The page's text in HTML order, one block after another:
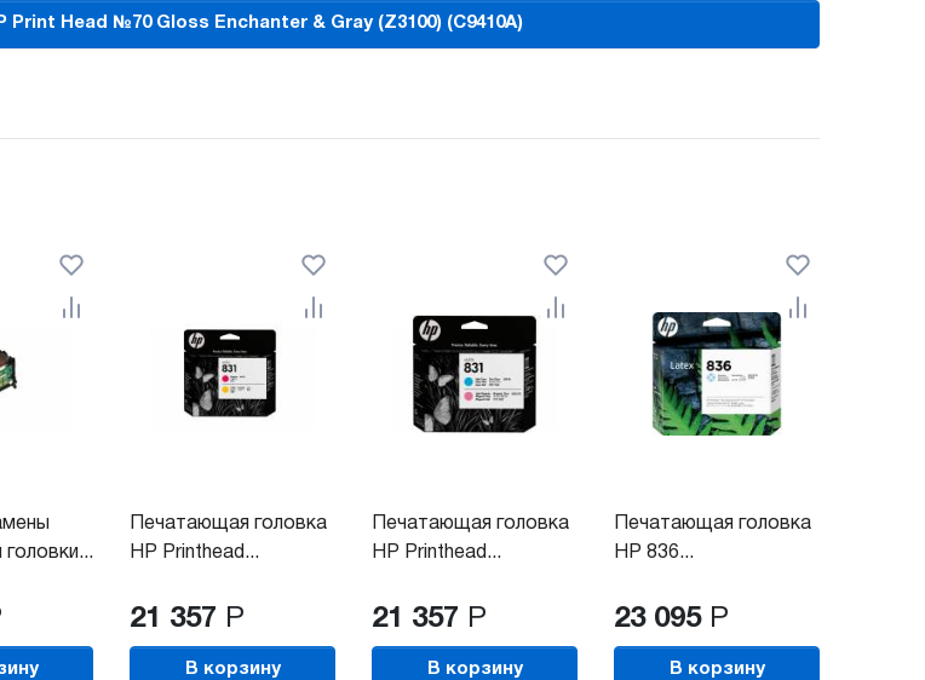
Head №70 Gloss Enchanter & Gray (Z3100) (C9410A)
Печатающая головка
HP Printhead...
21 357 Р
В корзину
Печатающая головка
HP Printhead...
21 357 Р
В корзину
Печатающая головка
HP 836...
23 095 Р
В корзину